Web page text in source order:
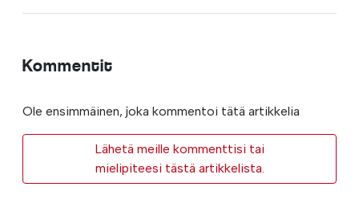
Kommentit
Ole ensimmäinen, joka kommentoi tätä artikkelia
Lähetä meille kommenttisi tai
mielipiteesi tästä artikkelista.